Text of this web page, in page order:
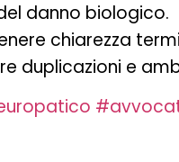
danno biologico.
chiarezza
duplicazioni e